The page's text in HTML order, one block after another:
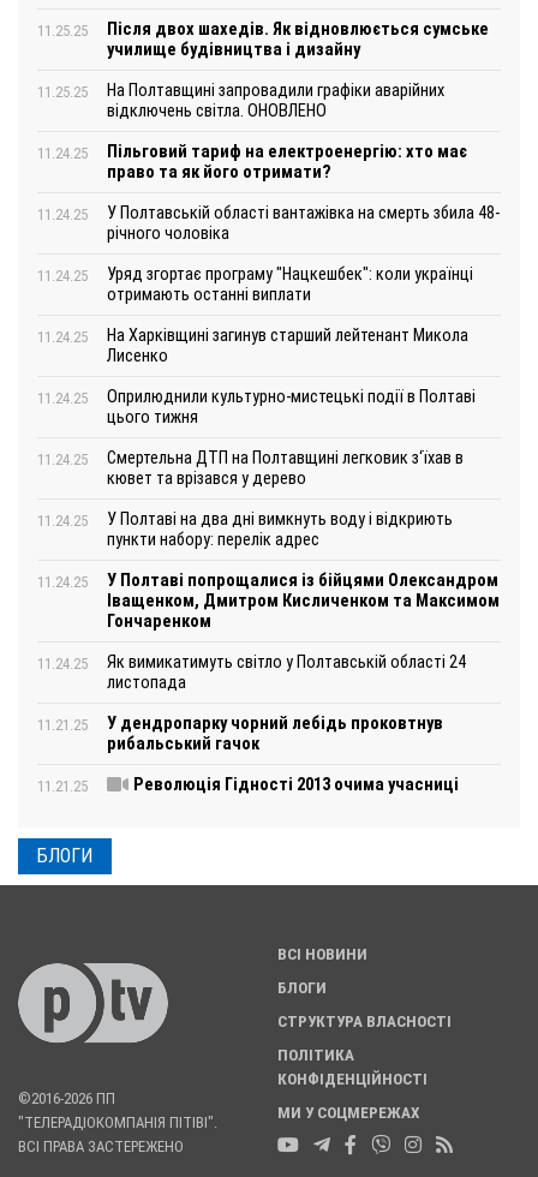
11.25.25
Після двох шахедів. Як відновлюється сумське
училище будівництва і дизайну
11.25.25
На Полтавщині запровадили графіки аварійних
відключень світла. ОНОВЛЕНО
11.24.25
Пільговий тариф на електроенергію: хто має
право та як його отримати?
11.24.25
У Полтавській області вантажівка на смерть збила 48-
річного чоловіка
11.24.25
Уряд згортає програму "Нацкешбек": коли українці
отримають останні виплати
11.24.25
На Харківщині загинув старший лейтенант Микола
Лисенко
11.24.25
Оприлюднили культурно-мистецькі події в Полтаві
цього тижня
11.24.25
Смертельна ДТП на Полтавщині легковик з‘їхав в
кювет та врізався у дерево
11.24.25
У Полтаві на два дні вимкнуть воду і відкриють
пункти набору: перелік адрес
11.24.25
У Полтаві попрощалися із бійцями Олександром
Іващенком, Дмитром Кисличенком та Максимом
Гончаренком
11.24.25
Як вимикатимуть світло у Полтавській області 24
листопада
11.21.25
У дендропарку чорний лебідь проковтнув
рибальський гачок
11.21.25 Революція Гідності 2013 очима учасниці
БЛОГИ
©2016-2026 ПП
"ТЕЛЕРАДІОКОМПАНІЯ ПІТІВІ".
ВСІ ПРАВА ЗАСТЕРЕЖЕНО
ВСІ НОВИНИ
БЛОГИ
СТРУКТУРА ВЛАСНОСТІ
ПОЛІТИКА
КОНФІДЕНЦІЙНОСТІ
МИ У СОЦМЕРЕЖАХ